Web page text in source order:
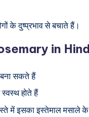
के दुष्प्रभाव से बचाते हैं।
in
सकते हैं
होते हैं
में इसका इस्तेमाल मसाले